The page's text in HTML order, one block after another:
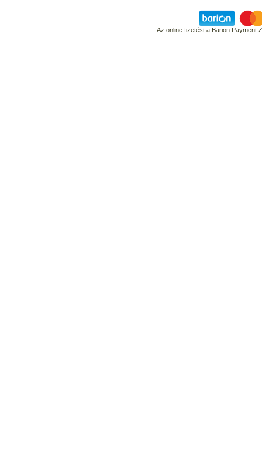
Az online fizetést a Barion Payment